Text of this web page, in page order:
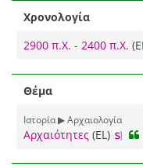
Χρονολογία
2900 π.Χ. - 2400 π.Χ.
Θέμα
Ιστορία ▶ Αρχαιολογία
Αρχαιότητες (EL)